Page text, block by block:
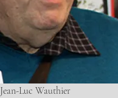
Jean-Luc Wauthier